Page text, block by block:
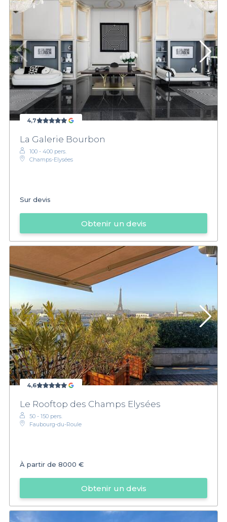
4,7
La Galerie Bourbon
100 - 400 pers.
Champs-Elysées
Sur devis
Obtenir un devis
4,6
Le Rooftop des Champs Elysées
50 - 150 pers.
Faubourg-du-Roule
À partir de 8000 €
Obtenir un devis